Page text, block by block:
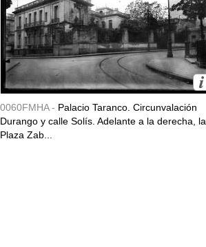
0060FMHA - Palacio Taranco. Circunvalación
Durango y calle Solís. Adelante a la derecha, la
Plaza Zab...